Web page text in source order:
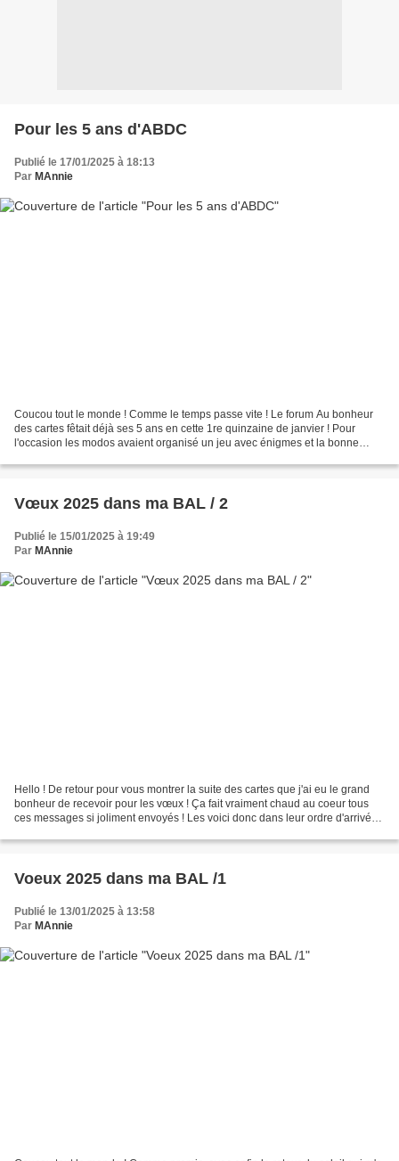
Pour les 5 ans d'ABDC
Publié le 17/01/2025 à 18:13
Par MAnnie
Coucou tout le monde ! Comme le temps passe vite ! Le forum Au bonheur
des cartes fêtait déjà ses 5 ans en cette 1re quinzaine de janvier ! Pour
l'occasion les modos avaient organisé un jeu avec énigmes et la bonne
Vœux 2025 dans ma BAL / 2
Publié le 15/01/2025 à 19:49
Par MAnnie
Hello ! De retour pour vous montrer la suite des cartes que j'ai eu le grand
bonheur de recevoir pour les vœux ! Ça fait vraiment chaud au coeur tous
ces messages si joliment envoyés ! Les voici donc dans leur ordre d'arrivée !
Voeux 2025 dans ma BAL /1
Publié le 13/01/2025 à 13:58
Par MAnnie